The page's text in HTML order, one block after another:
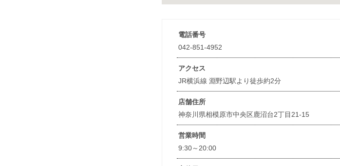
電話番号
042-851-4952
アクセス
JR横浜線 淵野辺駅より徒歩約2分
店舗住所
神奈川県相模原市中央区鹿沼台2丁目21-15
営業時間
9:30～20:00